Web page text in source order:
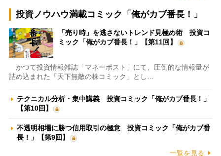
投資ノウハウ満載コミック「俺がカブ番長！」
「売り時」を逃さないトレンド見極め術 投資コ
ミック「俺がカブ番長！」【第11回】
かつて投資情報雑誌「マネーポスト」にて、圧倒的な情報量が
詰め込まれた「天下無敵の株コミック」とし…
テクニカル分析・集中講義 投資コミック「俺がカブ番長！」
【第10回】
不透明相場に勝つ信用取引の極意 投資コミック「俺がカブ番
長！」【第9回】
一覧を見る